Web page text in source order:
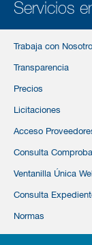
Servicios
Trabaja con
Transparencia
Precios
Licitaciones
Acceso
Consulta
Ventanilla Única
Consulta
Normas